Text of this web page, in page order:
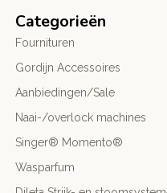
Categorieën
Fournituren
Gordijn Accessoires
Aanbiedingen/Sale
Naai-/overlock machines
Singer® Momento®
Wasparfum